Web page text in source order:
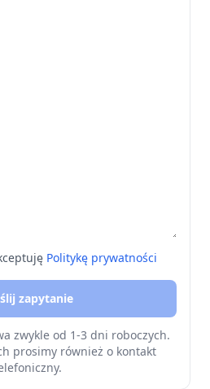
Politykę prywatności
zapytanie
zwykle od 1-3 dni roboczych.
prosimy również o kontakt